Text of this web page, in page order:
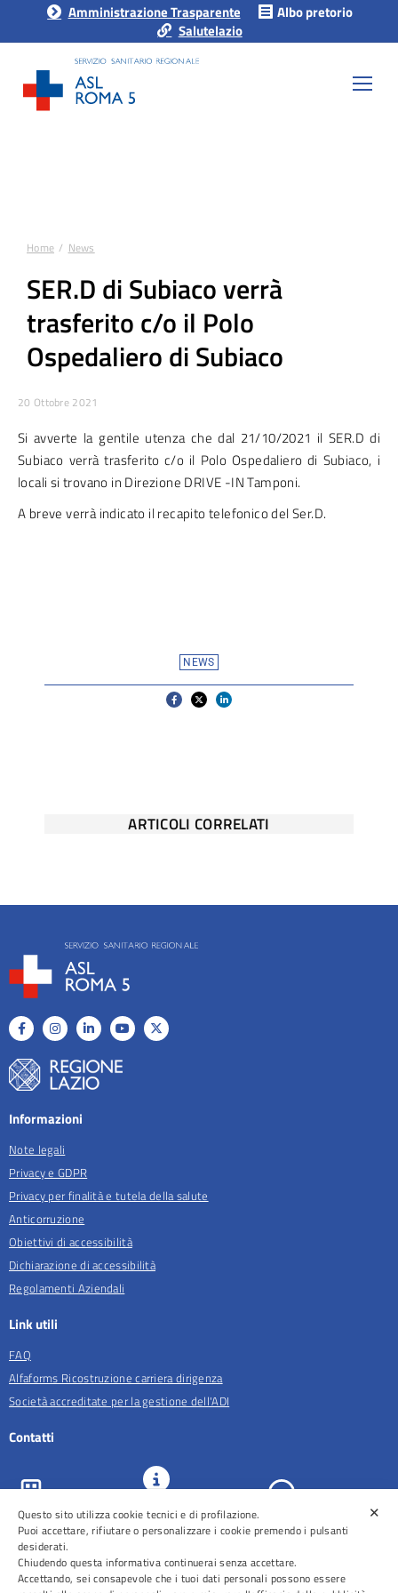
Amministrazione Trasparente
Albo pretorio
Salutelazio
Tu sei qui:
Home News
SER.D di Subiaco verrà
trasferito c/o il Polo
Ospedaliero di Subiaco
20 Ottobre 2021
Si avverte la gentile utenza che dal 21/10/2021 il SER.D di
Subiaco verrà trasferito c/o il Polo Ospedaliero di Subiaco, i
locali si trovano in Direzione DRIVE -IN Tamponi.
A breve verrà indicato il recapito telefonico del Ser.D.
NEWS
ARTICOLI CORRELATI
Informazioni
Note legali
Privacy e GDPR
Privacy per finalità e tutela della salute
Anticorruzione
Obiettivi di accessibilità
Dichiarazione di accessibilità
Regolamenti Aziendali
Link utili
FAQ
Alfaforms Ricostruzione carriera dirigenza
Società accreditate per la gestione dell'ADI
Contatti
ASL Roma 5
URP e
Comunicazione
Prenotazioni
✕
Questo sito utilizza cookie tecnici e di profilazione.
Puoi accettare, rifiutare o personalizzare i cookie premendo i pulsanti
desiderati.
Chiudendo questa informativa continuerai senza accettare.
Accettando, sei consapevole che i tuoi dati personali possono essere